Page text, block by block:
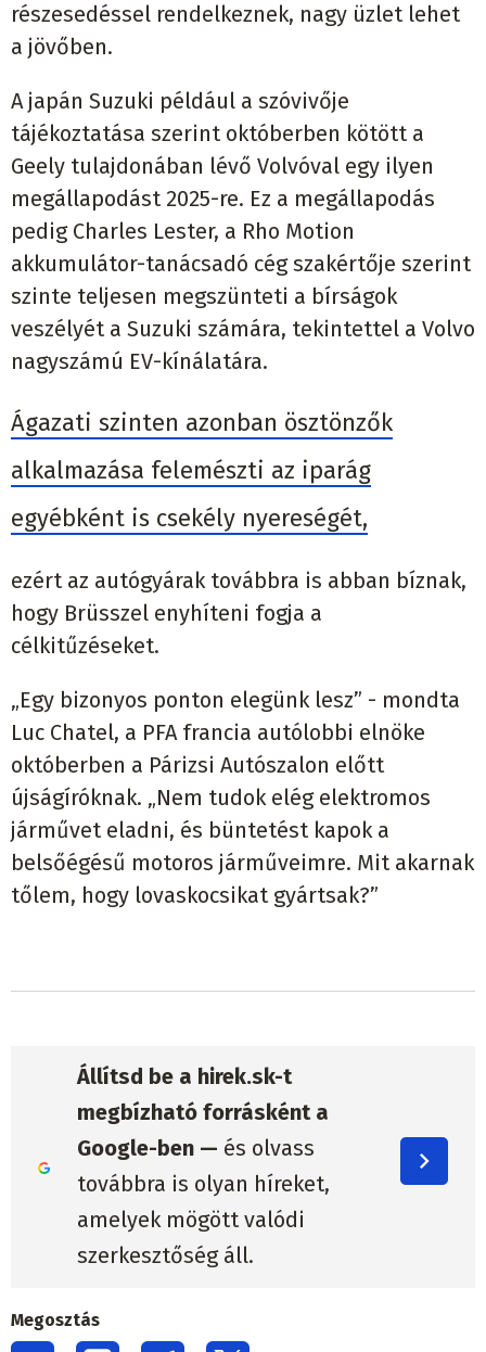
részesedéssel rendelkeznek, nagy üzlet lehet
a jövőben.
A japán Suzuki például a szóvivője
tájékoztatása szerint októberben kötött a
Geely tulajdonában lévő Volvóval egy ilyen
megállapodást 2025-re. Ez a megállapodás
pedig Charles Lester, a Rho Motion
akkumulátor-tanácsadó cég szakértője szerint
szinte teljesen megszünteti a bírságok
veszélyét a Suzuki számára, tekintettel a Volvo
nagyszámú EV-kínálatára.
Ágazati szinten azonban ösztönzők
alkalmazása felemészti az iparág
egyébként is csekély nyereségét,
ezért az autógyárak továbbra is abban bíznak,
hogy Brüsszel enyhíteni fogja a
célkitűzéseket.
„Egy bizonyos ponton elegünk lesz” - mondta
Luc Chatel, a PFA francia autólobbi elnöke
októberben a Párizsi Autószalon előtt
újságíróknak. „Nem tudok elég elektromos
járművet eladni, és büntetést kapok a
belsőégésű motoros járműveimre. Mit akarnak
tőlem, hogy lovaskocsikat gyártsak?”
Állítsd be a hirek.sk-t
megbízható forrásként a
Google-ben — és olvass
továbbra is olyan híreket,
amelyek mögött valódi
szerkesztőség áll.
Megosztás